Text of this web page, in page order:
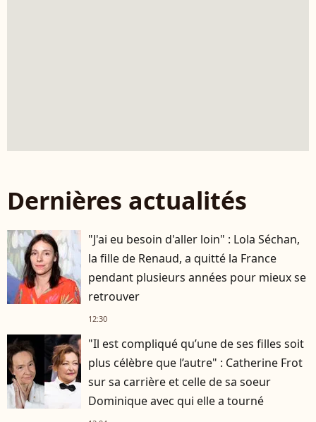
Dernières actualités
"J'ai eu besoin d'aller loin" : Lola Séchan,
la fille de Renaud, a quitté la France
pendant plusieurs années pour mieux se
retrouver
12:30
"Il est compliqué qu’une de ses filles soit
plus célèbre que l’autre" : Catherine Frot
sur sa carrière et celle de sa soeur
Dominique avec qui elle a tourné